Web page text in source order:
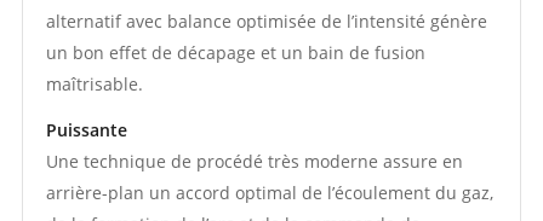
alternatif avec balance optimisée de l’intensité génère
un bon effet de décapage et un bain de fusion
maîtrisable.
Puissante
Une technique de procédé très moderne assure en
arrière-plan un accord optimal de l’écoulement du gaz,